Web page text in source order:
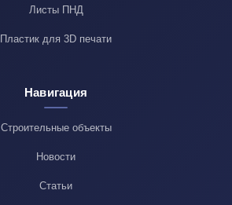
Листы ПНД
Пластик для 3D печати
Навигация
Строительные объекты
Новости
Статьи